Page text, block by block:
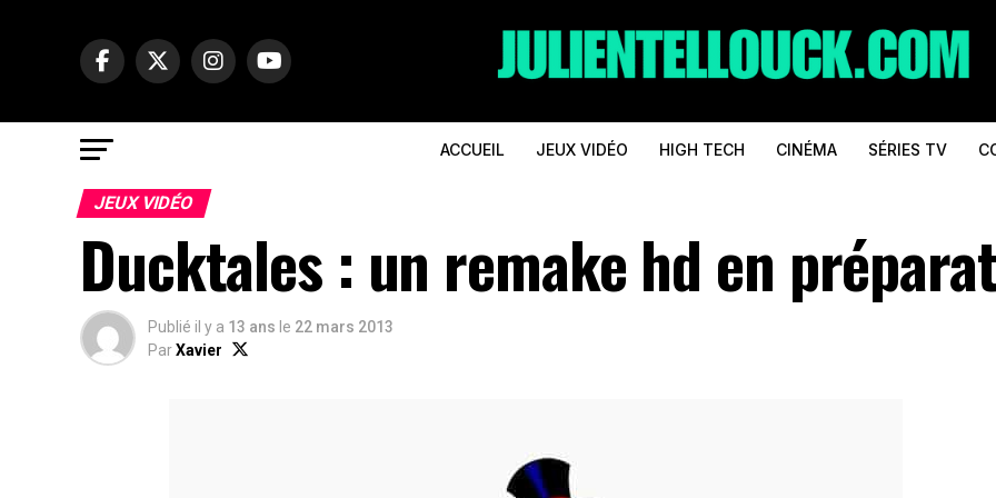
ACCUEIL JEUX VIDÉO HIGH TECH CINÉMA SÉRIES TV
JEUX VIDÉO
Ducktales : un remake hd en
Publié il y a 13 ans le 22 mars 2013
ParXavier